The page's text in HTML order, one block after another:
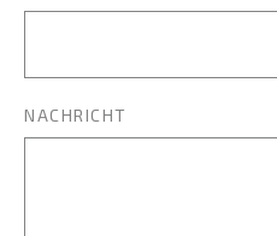
NACHRICHT